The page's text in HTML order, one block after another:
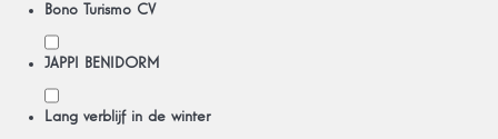
Bono Turismo CV
JAPPI BENIDORM
Lang verblijf in de winter